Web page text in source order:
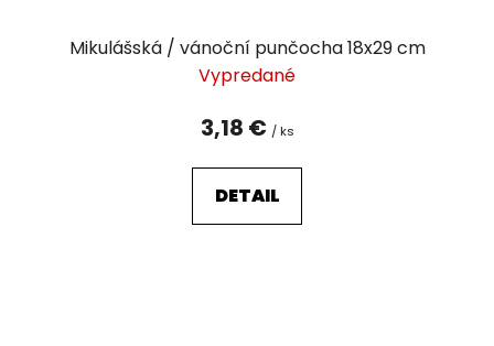
Mikulášská / vánoční punčocha 18x29 cm
Vypredané
3,18 € / ks
DETAIL